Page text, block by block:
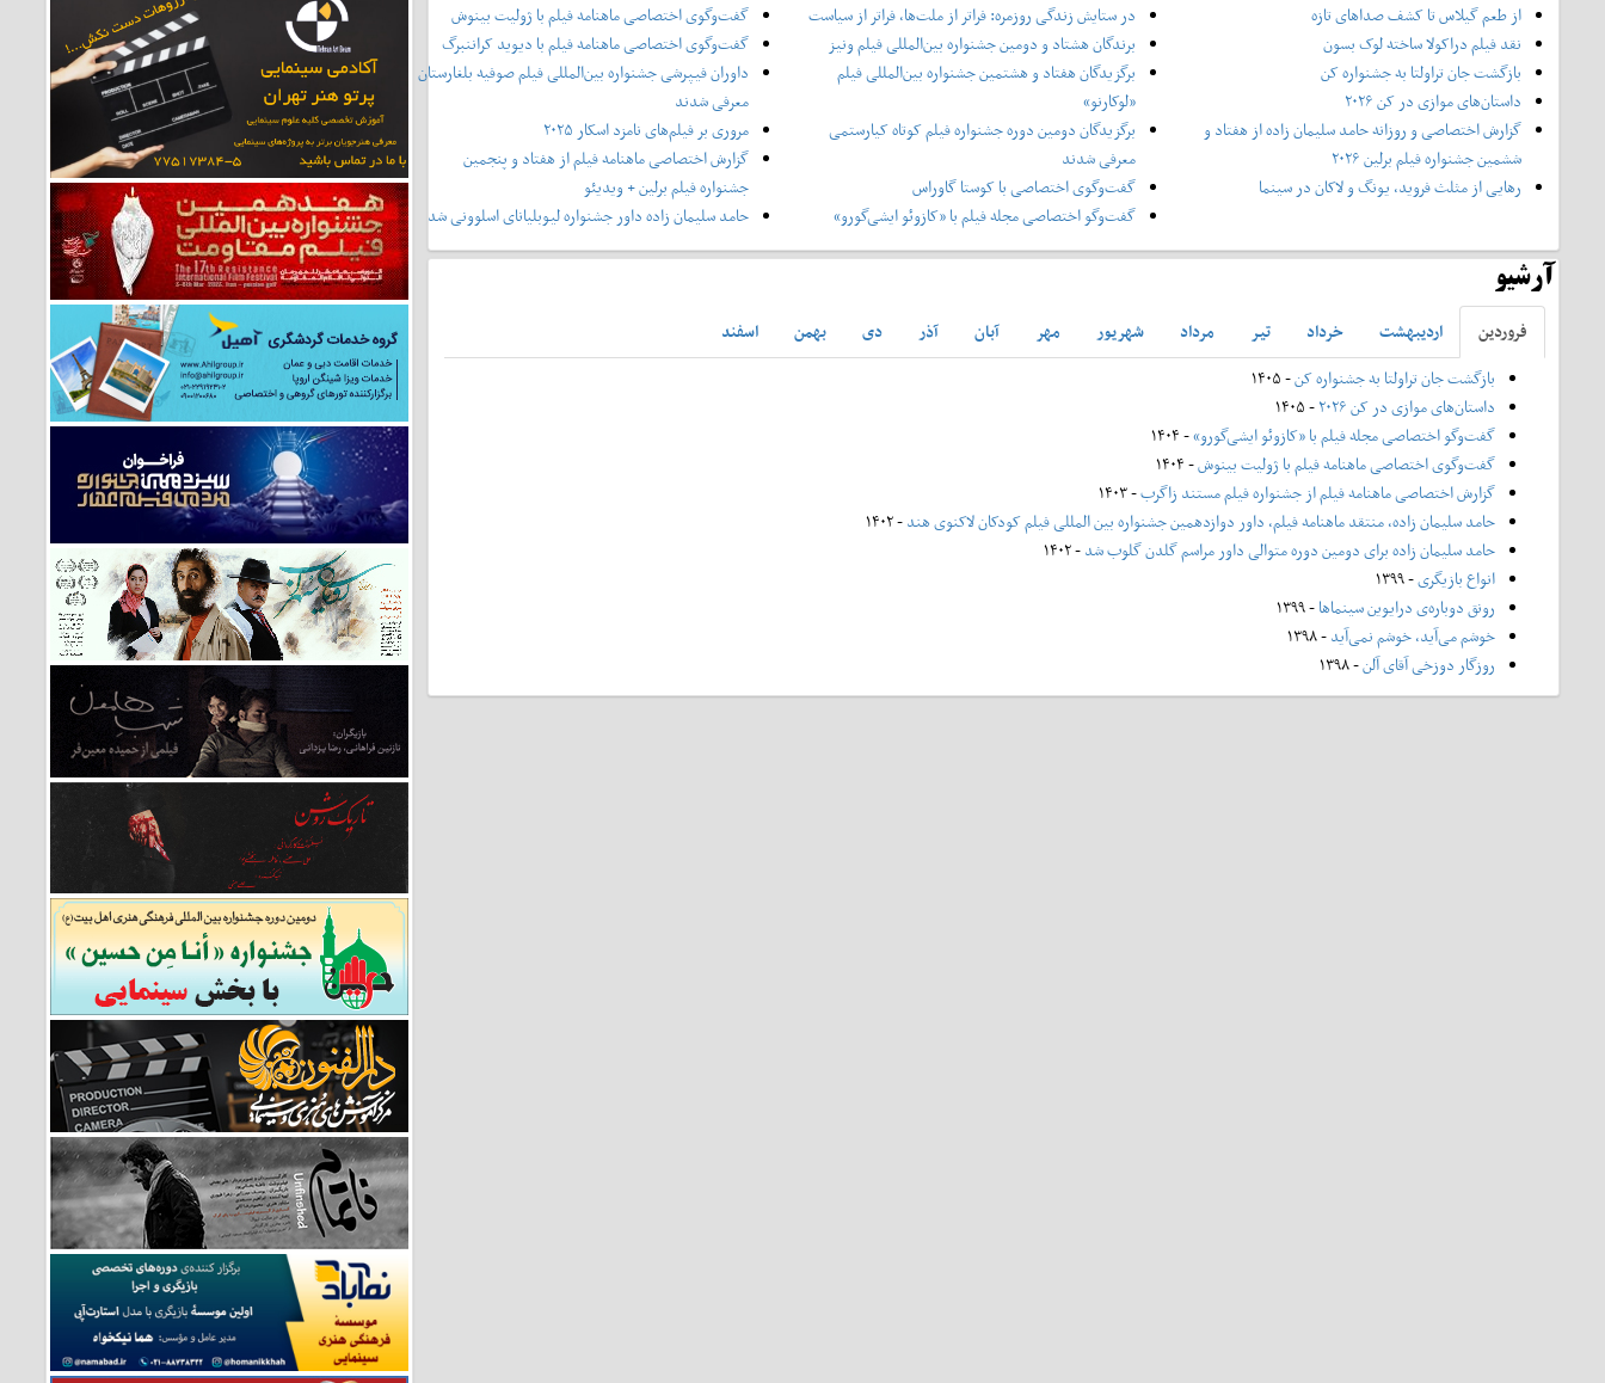
از طعم گیلاس تا کشف صداهای تازه
نقد فیلم دراکولا ساخته لوک بسون
بازگشت جان تراولتا به جشنواره کن
داستان‌های موازی در کن ۲۰۲۶
گزارش اختصاصی و روزانه حامد سلیمان زاده از هفتاد و‌
ششمین جشنواره فیلم برلین ۲۰۲۶
رهایی از مثلث فروید، یونگ و لاکان در سینما
در ستایش زندگی روزمره: فراتر از ملت‌ها، فراتر از سیاست
برندگان هشتاد و دومین جشنواره بین‌المللی فیلم ونیز
برگزیدگان هفتاد و هشتمین جشنواره بین‌المللی فیلم
«لوکارنو»
برگزیدگان دومین دوره جشنواره فیلم کوتاه کیارستمی
معرفی شدند
گفت‌وگوی اختصاصی با کوستا گاوراس
گفت‌وگو اختصاصی مجله فیلم با «کازوئو ایشی‌گورو»
گفت‌وگوی اختصاصی ماهنامه فیلم با ژولیت بینوش
گفت‌وگوی اختصاصی ماهنامه فیلم با دیوید کراننبرگ
داوران فیپرشی جشنواره بین‌المللی فیلم صوفیه بلغارستان
معرفی شدند
مروری بر فیلم‌های نامزد اسکار ۲۰۲۵
گزارش اختصاصی ماهنامه فیلم از هفتاد و پنجمین
جشنواره فیلم برلین + ویدیئو
حامد سلیمان زاده داور جشنواره لیوبلیانای اسلوونی شد
آرشیو
فروردين ارديبهشت خرداد تير مرداد شهريور مهر آبان آذر دی بهمن
اسفند
بازگشت جان تراولتا به جشنواره کن- ۱۴۰۵
داستان‌های موازی در کن ۲۰۲۶
- ۱۴۰۵
گفت‌وگو اختصاصی مجله فیلم با «کازوئو ایشی‌گورو»- ۱۴۰۴
گفت‌وگوی اختصاصی ماهنامه فیلم با ژولیت بینوش- ۱۴۰۴
گزارش اختصاصی ماهنامه فیلم از جشنواره فیلم مستند زاگرب- ۱۴۰۳
حامد سلیمان زاده، منتقد ماهنامه فیلم، داور دوازدهمین جشنواره بین المللی فیلم کودکان لاکنوی هند- ۱۴۰۲
حامد سلیمان زاده برای دومین دوره متوالی داور مراسم گلدن گلوب شد- ۱۴۰۲
انواع بازیگری- ۱۳۹۹
رونق دوباره‌ی درایوین سینماها- ۱۳۹۹
خوشم می‌آید، خوشم نمی‌آید- ۱۳۹۸
روزگار دوزخی آقای آلن- ۱۳۹۸